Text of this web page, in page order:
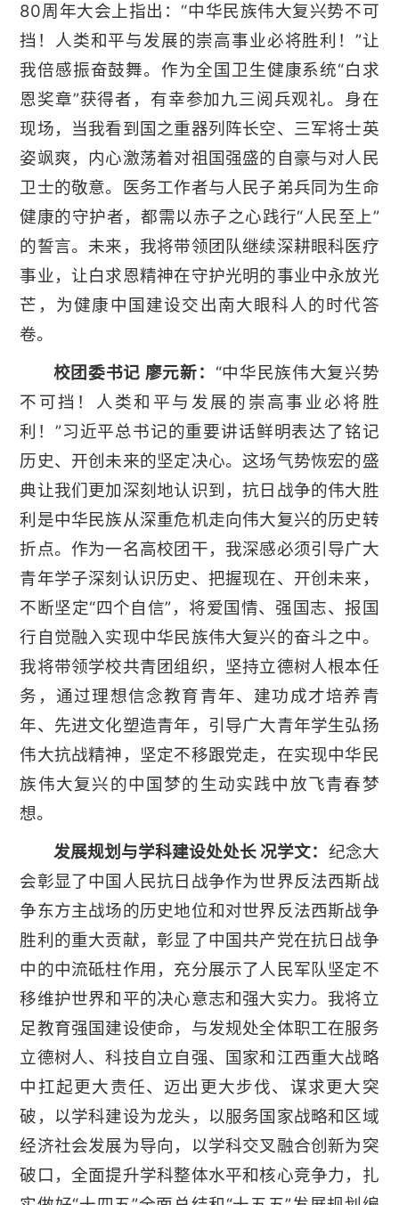
80周年大会上指出：“中华民族伟大复兴势不可
挡！人类和平与发展的崇高事业必将胜利！”让
我倍感振奋鼓舞。作为全国卫生健康系统“白求
恩奖章”获得者，有幸参加九三阅兵观礼。身在
现场，当我看到国之重器列阵长空、三军将士英
姿飒爽，内心激荡着对祖国强盛的自豪与对人民
卫士的敬意。医务工作者与人民子弟兵同为生命
健康的守护者，都需以赤子之心践行“人民至上”
的誓言。未来，我将带领团队继续深耕眼科医疗
事业，让白求恩精神在守护光明的事业中永放光
芒，为健康中国建设交出南大眼科人的时代答
卷。
校团委书记 廖元新： “中华民族伟大复兴势
不可挡！人类和平与发展的崇高事业必将胜
利！”习近平总书记的重要讲话鲜明表达了铭记
历史、开创未来的坚定决心。这场气势恢宏的盛
典让我们更加深刻地认识到，抗日战争的伟大胜
利是中华民族从深重危机走向伟大复兴的历史转
折点。作为一名高校团干，我深感必须引导广大
青年学子深刻认识历史、把握现在、开创未来，
不断坚定“四个自信”，将爱国情、强国志、报国
行自觉融入实现中华民族伟大复兴的奋斗之中。
我将带领学校共青团组织，坚持立德树人根本任
务，通过理想信念教育青年、建功成才培养青
年、先进文化塑造青年，引导广大青年学生弘扬
伟大抗战精神，坚定不移跟党走，在实现中华民
族伟大复兴的中国梦的生动实践中放飞青春梦
想。
发展规划与学科建设处处长 况学文： 纪念大
会彰显了中国人民抗日战争作为世界反法西斯战
争东方主战场的历史地位和对世界反法西斯战争
胜利的重大贡献，彰显了中国共产党在抗日战争
中的中流砥柱作用，充分展示了人民军队坚定不
移维护世界和平的决心意志和强大实力。我将立
足教育强国建设使命，与发规处全体职工在服务
立德树人、科技自立自强、国家和江西重大战略
中扛起更大责任、迈出更大步伐、谋求更大突
破，以学科建设为龙头，以服务国家战略和区域
经济社会发展为导向，以学科交叉融合创新为突
破口，全面提升学科整体水平和核心竞争力，扎